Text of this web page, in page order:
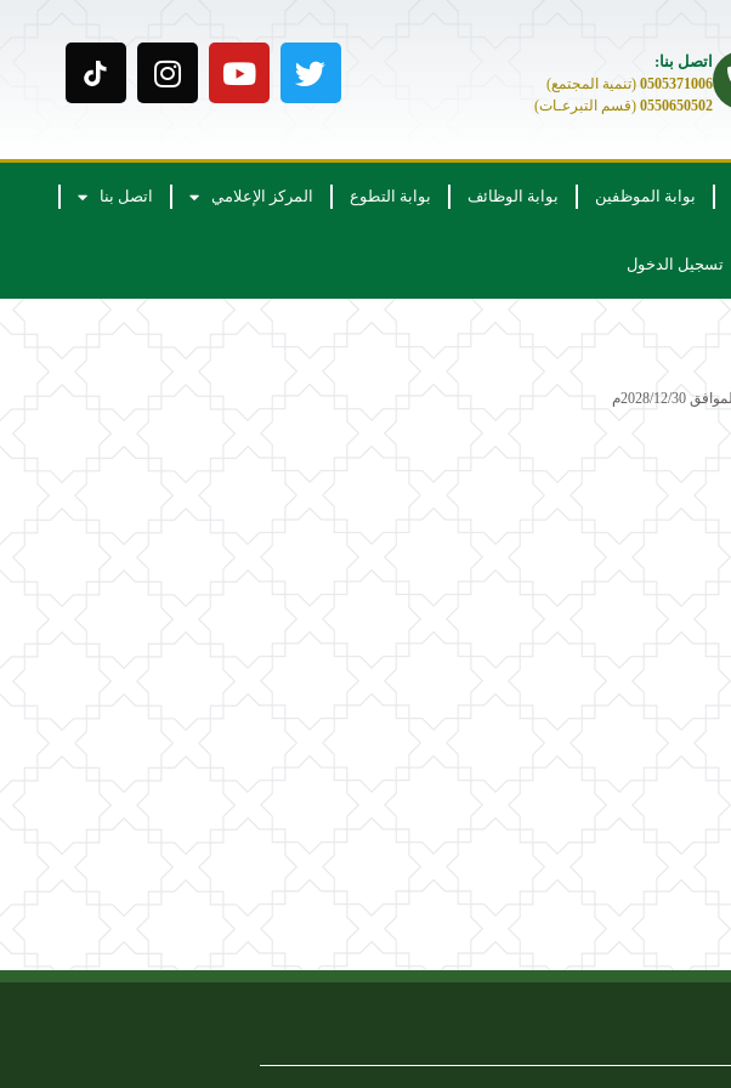
اتصل بنا:
0505371006 (تنمية المجتمع)
0550650502 (قسم التبرعـات)
بوابة الموظفين بوابة الوظائف بوابة التطوع المركز الإعلامي اتصل بنا
تسجيل الدخول